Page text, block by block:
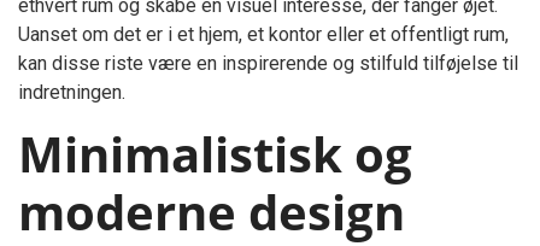
ethvert rum og skabe en visuel interesse, der fanger øjet.
Uanset om det er i et hjem, et kontor eller et offentligt rum,
kan disse riste være en inspirerende og stilfuld tilføjelse til
indretningen.
Minimalistisk og
moderne design